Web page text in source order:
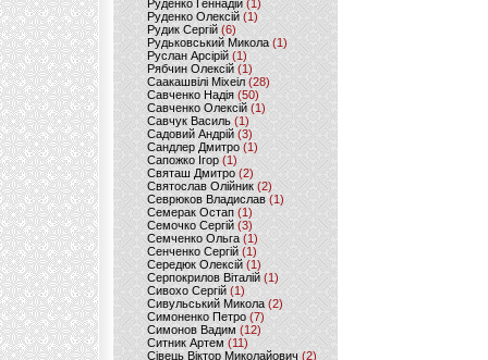
Руденко Геннадій (1)
Руденко Олексій(1)
Рудик Сергій(6)
Рудьковський Микола (1)
Руслан Арсірій(1)
Рябчин Олексій (1)
Саакашвілі Міхеіл(28)
Савченко Надія (50)
Савченко Олексій(1)
Савчук Василь (1)
Садовий Андрій (3)
Сандлер Дмитро(1)
Сапожко Ігор(1)
Святаш Дмитро (2)
Святослав Олійник (2)
Севрюков Владислав (1)
Семерак Остап (1)
Семочко Сергій (3)
Семченко Ольга (1)
Сенченко Сергій(1)
Середюк Олексій(1)
Серпокрилов Віталій(1)
Сивохо Сергій(1)
Сивульський Микола(2)
Симоненко Петро(7)
Симонов Вадим (12)
Ситник Артем(11)
Сівець Віктор Миколайович(2)